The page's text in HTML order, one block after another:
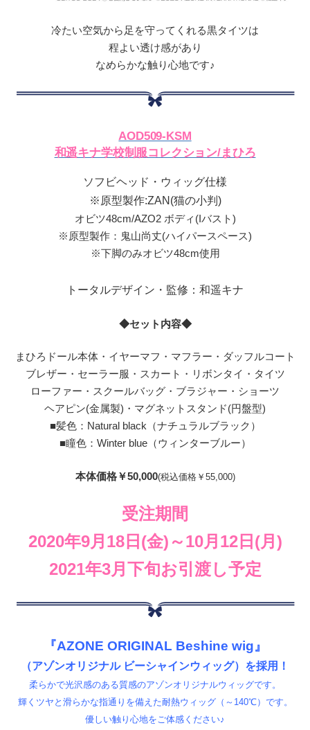
冷たい空気から足を守ってくれる黒タイツは
程よい透け感があり
なめらかな触り心地です♪
AOD509-KSM
和遥キナ学校制服コレクション/まひろ
ソフビヘッド・ウィッグ仕様
※原型製作:ZAN(猫の小判)
オビツ48cm/AZO2 ボディ(Iバスト)
※原型製作：鬼山尚丈(ハイパースペース)
※下脚のみオビツ48cm使用
トータルデザイン・監修：和遥キナ
◆セット内容◆
まひろドール本体・イヤーマフ・マフラー・ダッフルコート
ブレザー・セーラー服・スカート・リボンタイ・タイツ
ローファー・スクールバッグ・ブラジャー・ショーツ
ヘアピン(金属製)・マグネットスタンド(円盤型)
■髪色：Natural black（ナチュラルブラック）
■瞳色：Winter blue（ウィンターブルー）
本体価格￥50,000(税込価格￥55,000)
受注期間
2020年9月18日(金)～10月12日(月)
2021年3月下旬お引渡し予定
『AZONE ORIGINAL Beshine wig』
（アゾンオリジナル ビーシャインウィッグ）を採用！
柔らかで光沢感のある質感のアゾンオリジナルウィッグです。
輝くツヤと滑らかな指通りを備えた耐熱ウィッグ（～140℃）です。
優しい触り心地をご体感ください♪